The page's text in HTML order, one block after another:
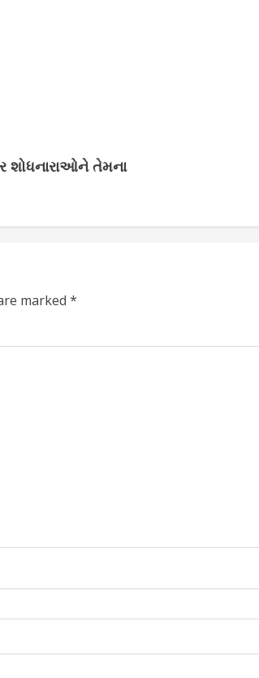
શોધનારાઓને તેમના
marked *